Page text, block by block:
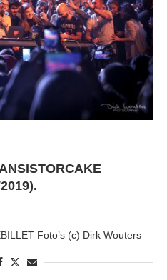
Foto’s (c) Dirk Wouters